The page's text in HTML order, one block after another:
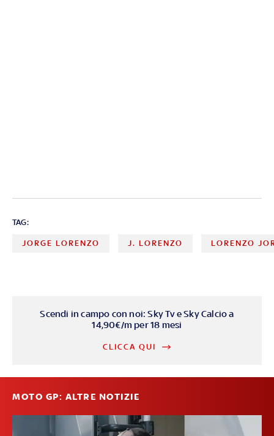
TAG:
JORGE LORENZO J. LORENZO LORENZO
Scendi in campo con noi: Sky Tv e Sky Calcio a
14,90€/m per 18 mesi
CLICCA QUI
MOTO GP: ALTRE NOTIZIE